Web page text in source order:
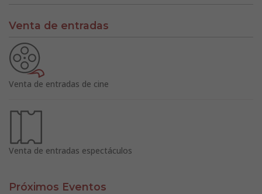
Venta de entradas
Venta de entradas de cine
Venta de entradas espectáculos
Próximos Eventos